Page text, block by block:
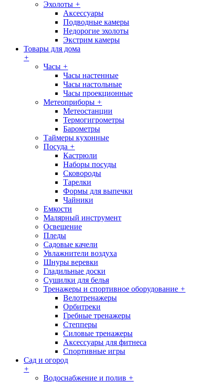
Эхолоты +
Аксессуары
Подводные камеры
Недорогие эхолоты
Экстрим камеры
Товары для дома
+
Часы +
Часы настенные
Часы настольные
Часы проекционные
Метеоприборы +
Метеостанции
Термогигрометры
Барометры
Таймеры кухонные
Посуда +
Кастрюли
Наборы посуды
Сковороды
Тарелки
Формы для выпечки
Чайники
Емкости
Малярный инструмент
Освещение
Пледы
Садовые качели
Увлажнители воздуха
Шнуры веревки
Гладильные доски
Сушилки для белья
Тренажеры и спортивное оборудование +
Велотренажеры
Орбитреки
Гребные тренажеры
Степперы
Силовые тренажеры
Аксессуары для фитнеса
Спортивные игры
Сад и огород
+
Водоснабжение и полив +